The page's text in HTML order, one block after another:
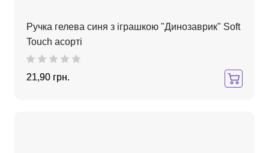
Ручка гелева синя з іграшкою "Динозаврик" Soft
Touch асорті
21,90 грн.